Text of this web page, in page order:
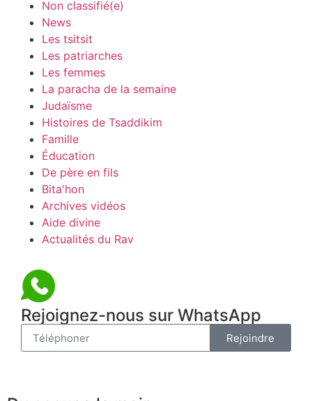
Non classifié(e)
News
Les tsitsit
Les patriarches
Les femmes
La paracha de la semaine
Judaïsme
Histoires de Tsaddikim
Famille
Éducation
De père en fils
Bita'hon
Archives vidéos
Aide divine
Actualités du Rav
Rejoignez-nous sur WhatsApp
Rejoindre